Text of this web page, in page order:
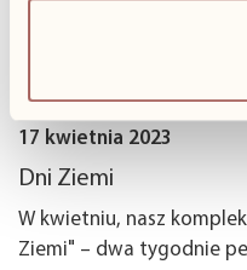
17 kwietnia 2023
Dni Ziemi
W kwietniu, nasz
Ziemi" – dwa tygodnie